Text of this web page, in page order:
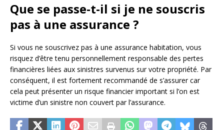
Que se passe-t-il si je ne souscris
pas à une assurance ?
Si vous ne souscrivez pas à une assurance habitation, vous
risquez d’être tenu personnellement responsable des pertes
financières liées aux sinistres survenus sur votre propriété. Par
conséquent, il est fortement recommandé de s’assurer car
cela peut présenter un risque financier important si l’on est
victime d’un sinistre non couvert par l’assurance.